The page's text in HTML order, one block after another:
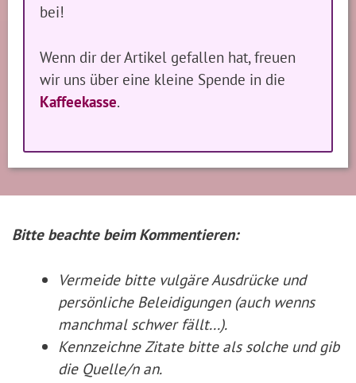
bei!
Wenn dir der Artikel gefallen hat, freuen
wir uns über eine kleine Spende in die
Kaffeekasse.
Bitte beachte beim Kommentieren:
Vermeide bitte vulgäre Ausdrücke und
persönliche Beleidigungen (auch wenns
manchmal schwer fällt...).
Kennzeichne Zitate bitte als solche und gib
die Quelle/n an.